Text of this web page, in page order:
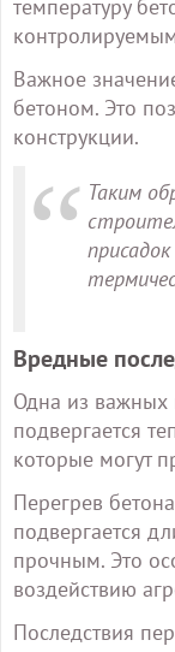
температуру
Важное
бетоном. Это
конструкции.
Таким
Вредные
Одна из важных
подвергается
которые могут
Перегрев
подвергается
прочным. Это
воздействию
Последствия